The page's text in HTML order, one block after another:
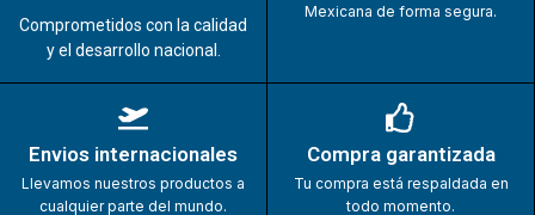
Comprometidos con la calidad
y el desarrollo nacional.
Mexicana de forma segura.
Envios internacionales
Llevamos nuestros productos a
cualquier parte del mundo.
Compra garantizada
Tu compra está respaldada en
todo momento.